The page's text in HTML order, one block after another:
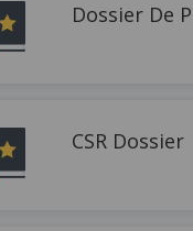
Dossier De
CSR Dossier